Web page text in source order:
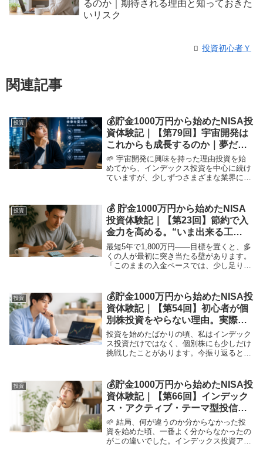
るのか｜期待される理由と知っておきた
いリスク
投資初心者Ｙ
関連記事
投資
💰貯金1000万円から始めたNISA投
資体験記｜【第79回】宇宙開発は
これからも成長するのか｜夢だけ
ではない未来への投資
🌱 宇宙開発に興味を持った理由投資を始
めてから、インデックス投資を中心に続け
ていますが、少しずつさまざまな業界にも
分野です。子どもの頃は、宇宙といえばロ
ケットや月面着...
投資
💰 貯金1000万円から始めたNISA
投資体験記｜【第23回】節約で入
金力を高める。“いま出来る工
夫”だけで未来を変える
最短5年で1,800万円――目標を置くと、多
くの人が最初に突き当たる壁があります。
「このままの入金ペースでは、少し足りな
底上げです。節約は我慢ではなく、お金の
置き場...
投資
💰貯金1000万円から始めたNISA投
資体験記｜【第54回】初心者が個
別株投資をやらない理由。実際に
少しやって分かった“向き不向き”
投資を始めたばかりの頃、私はインデック
ス投資だけではなく、個別株にも少しだけ
挑戦したことがあります。今振り返ると、
は、個別株を否定する話ではなく、なぜ今
の私は個別株を...
投資
💰貯金1000万円から始めたNISA投
資体験記｜【第66回】インデック
ス・アクティブ・テーマ型投信の
違い｜初心者目線で整理してみた
🌱 結局、何が違うのか分からなかった投
資を始めた頃、一番よく分からなかったの
がこの違いでした。インデックス投資アク